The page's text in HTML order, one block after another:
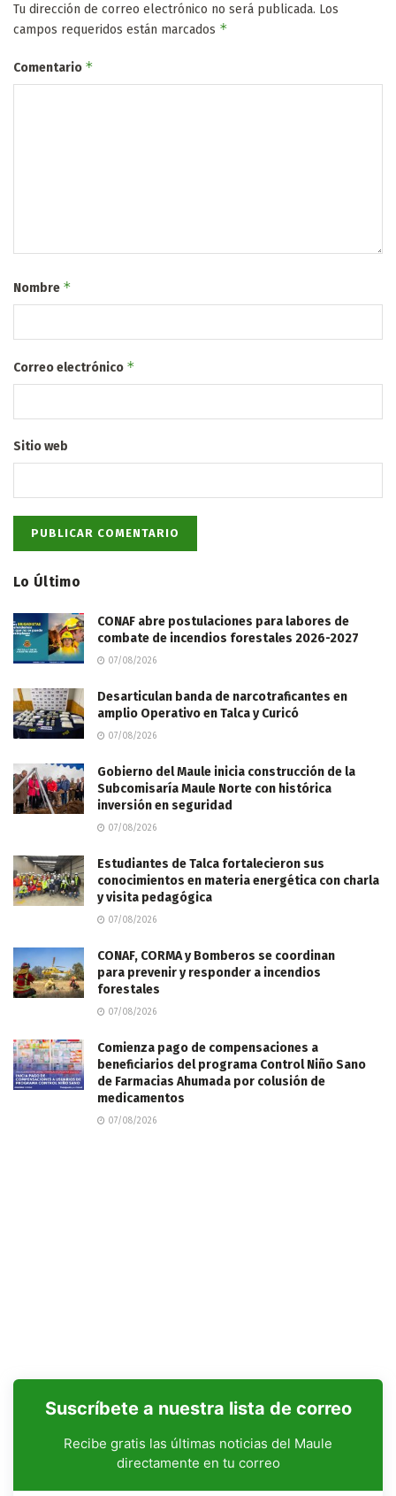
Tu dirección de correo electrónico no será publicada. Los
campos requeridos están marcados *
Comentario *
Nombre *
Correo electrónico *
Sitio web
Lo Último
CONAF abre postulaciones para labores de
combate de incendios forestales 2026-2027
07/08/2026
Desarticulan banda de narcotraficantes en
amplio Operativo en Talca y Curicó
07/08/2026
Gobierno del Maule inicia construcción de la
Subcomisaría Maule Norte con histórica
inversión en seguridad
07/08/2026
Estudiantes de Talca fortalecieron sus
conocimientos en materia energética con charla
y visita pedagógica
07/08/2026
CONAF, CORMA y Bomberos se coordinan
para prevenir y responder a incendios
forestales
07/08/2026
Comienza pago de compensaciones a
beneficiarios del programa Control Niño Sano
de Farmacias Ahumada por colusión de
medicamentos
07/08/2026
Suscríbete a nuestra lista de correo
Recibe gratis las últimas noticias del Maule
directamente en tu correo